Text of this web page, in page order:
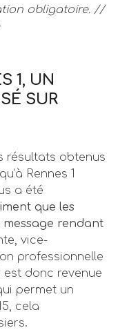
obligatoire. //
1, UN
SUR
résultats obtenus
Rennes 1
a été
que les
message rendant
vice-
professionnelle
est donc revenue
permet un
cela